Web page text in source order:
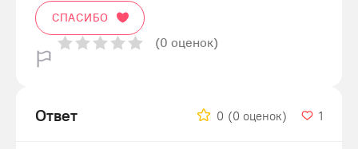
СПАСИБО
(0 оценок)
Ответ 0 (0 оценок) 1